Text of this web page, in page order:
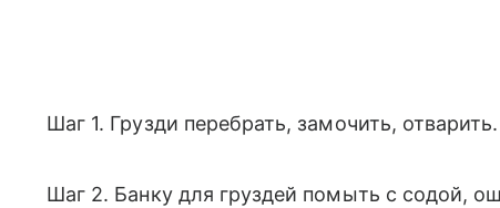
Шаг 1. Грузди перебрать, замочить, отварить.
Шаг 2. Банку для груздей помыть с содой,